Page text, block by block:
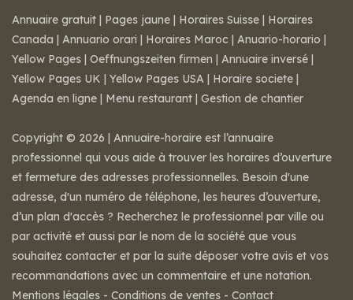
Annuaire gratuit | Pages jaune | Horaires Suisse | Horaires
Canada | Annuario orari | Horaires Maroc | Anuario-horario |
Yellow Pages | Oeffnungszeiten firmen | Annuaire inversé |
Yellow Pages UK | Yellow Pages USA | Horaire societe |
Agenda en ligne | Menu restaurant | Gestion de chantier
Copyright © 2026 | Annuaire-horaire est l’annuaire
professionnel qui vous aide à trouver les horaires d’ouverture
et fermeture des adresses professionnelles. Besoin d'une
adresse, d'un numéro de téléphone, les heures d’ouverture,
d’un plan d'accès ? Recherchez le professionnel par ville ou
par activité et aussi par le nom de la société que vous
souhaitez contacter et par la suite déposer votre avis et vos
recommandations avec un commentaire et une notation.
Mentions légales - Conditions de ventes - Contact